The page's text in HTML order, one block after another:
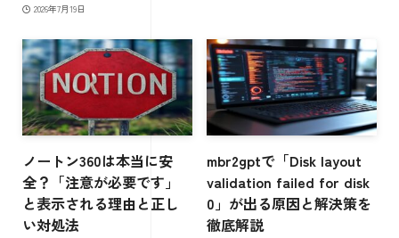
2026年7月19日
ノートン360は本当に安
全？「注意が必要です」
と表示される理由と正し
い対処法
mbr2gptで「Disk layout
validation failed for disk
0」が出る原因と解決策を
徹底解説